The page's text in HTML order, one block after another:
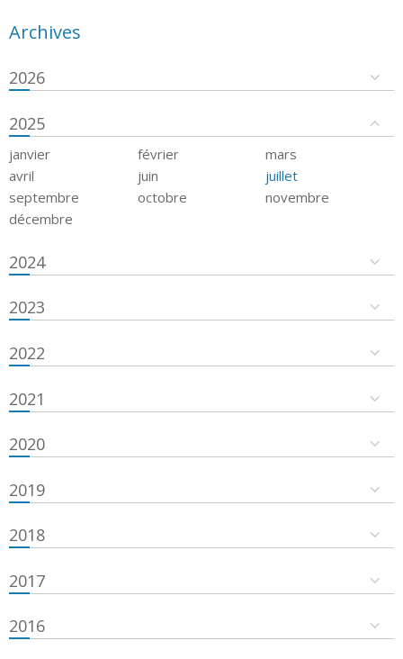
Archives
2026
2025
janvier février
mars
avril
juin
juillet
septembre
octobre
novembre
décembre
2024
2023
2022
2021
2020
2019
2018
2017
2016